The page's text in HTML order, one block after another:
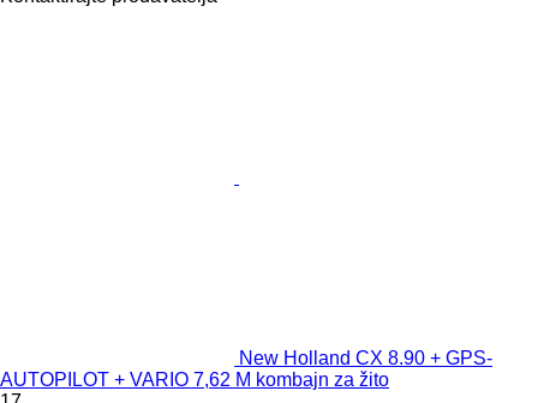
New Holland CX 8.90 + GPS-
AUTOPILOT + VARIO 7,62 M kombajn za žito